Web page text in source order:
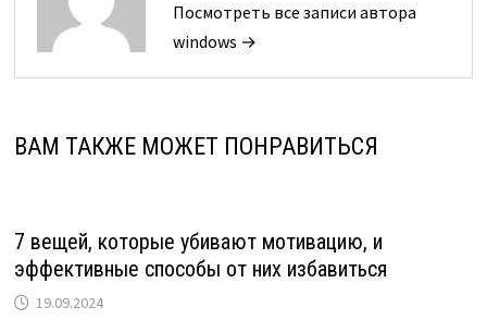
Посмотреть все записи автора
windows →
ВАМ ТАКЖЕ МОЖЕТ ПОНРАВИТЬСЯ
7 вещей, которые убивают мотивацию, и
эффективные способы от них избавиться
19.09.2024